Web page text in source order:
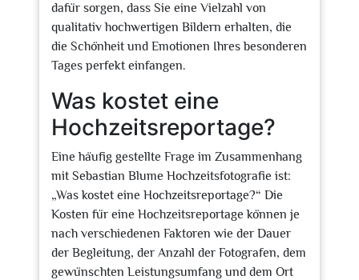
dafür sorgen, dass Sie eine Vielzahl von
qualitativ hochwertigen Bildern erhalten, die
die Schönheit und Emotionen Ihres besonderen
Tages perfekt einfangen.
Was kostet eine
Hochzeitsreportage?
Eine häufig gestellte Frage im Zusammenhang
mit Sebastian Blume Hochzeitsfotografie ist:
„Was kostet eine Hochzeitsreportage?“ Die
Kosten für eine Hochzeitsreportage können je
nach verschiedenen Faktoren wie der Dauer
der Begleitung, der Anzahl der Fotografen, dem
gewünschten Leistungsumfang und dem Ort